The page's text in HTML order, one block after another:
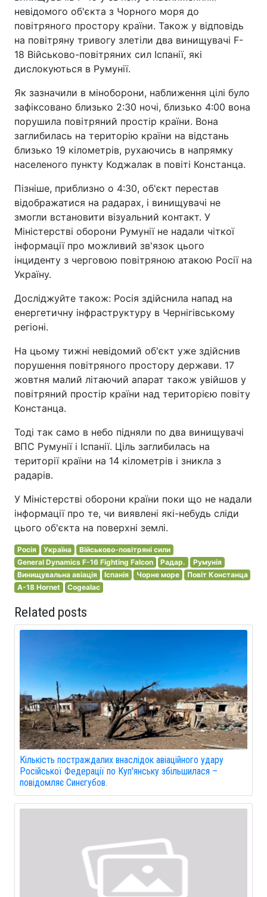
невідомого об'єкта з Чорного моря до
повітряного простору країни. Також у відповідь
на повітряну тривогу злетіли два винищувачі F-
18 Військово-повітряних сил Іспанії, які
дислокуються в Румунії.
Як зазначили в міноборони, наближення цілі було
зафіксовано близько 2:30 ночі, близько 4:00 вона
порушила повітряний простір країни. Вона
заглибилась на територію країни на відстань
близько 19 кілометрів, рухаючись в напрямку
населеного пункту Коджалак в повіті Констанца.
Пізніше, приблизно о 4:30, об'єкт перестав
відображатися на радарах, і винищувачі не
змогли встановити візуальний контакт. У
Міністерстві оборони Румунії не надали чіткої
інформації про можливий зв'язок цього
інциденту з черговою повітряною атакою Росії на
Україну.
Досліджуйте також: Росія здійснила напад на
енергетичну інфраструктуру в Чернігівському
регіоні.
На цьому тижні невідомий об'єкт уже здійснив
порушення повітряного простору держави. 17
жовтня малий літаючий апарат також увійшов у
повітряний простір країни над територією повіту
Констанца.
Тоді так само в небо підняли по два винищувачі
ВПС Румунії і Іспанії. Ціль заглибилась на
території країни на 14 кілометрів і зникла з
радарів.
У Міністерстві оборони країни поки що не надали
інформації про те, чи виявлені які-небудь сліди
цього об'єкта на поверхні землі.
Росія Україна
Військово-повітряні сили
General Dynamics F-16 Fighting Falcon
Радар.
Румунія
Винищувальна авіація
Іспанія Чорне море
Повіт Констанца
A-18 Hornet
Cogealac
Related posts
Кількість постраждалих внаслідок авіаційного удару
Російської Федерації по Куп'янську збільшилася –
повідомляє Синєгубов.